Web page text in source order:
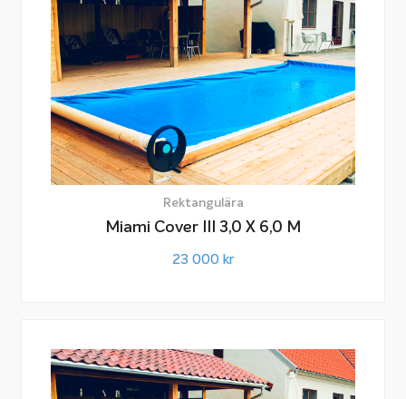
Rektangulära
Miami Cover III 3,0 X 6,0 M
23 000 kr